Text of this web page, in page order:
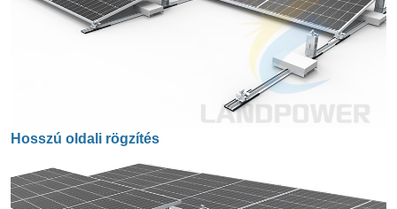
Hosszú oldali rögzítés